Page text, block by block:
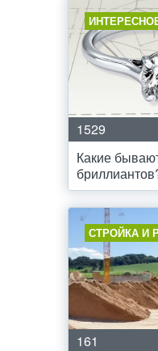
1529
Какие
СТРОЙКА И
161